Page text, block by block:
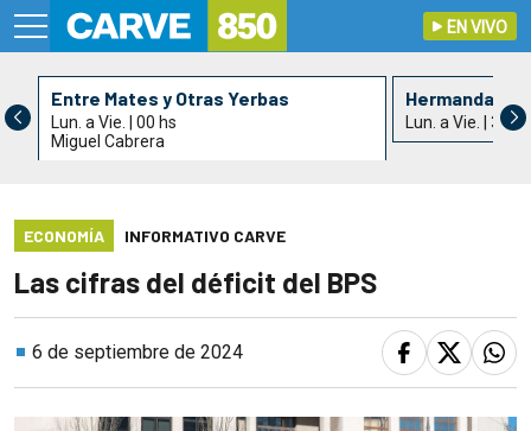
EN VIVO
Entre Mates y Otras Yerbas
Lun. a Vie. | 00 hs
Miguel Cabrera
Hermandad
Lun. a Vie. | 3 hs
ECONOMÍA INFORMATIVO CARVE
Las cifras del déficit del BPS
6 de septiembre de 2024